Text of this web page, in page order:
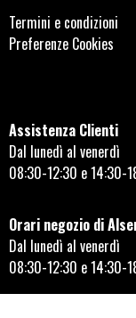
Termini e condizioni
Preferenze Cookies
Assistenza Clienti
Dal lunedì al venerdì
08:30-12:30 e 14:30-
Orari negozio di
Dal lunedì al venerdì
08:30-12:30 e 14:30-